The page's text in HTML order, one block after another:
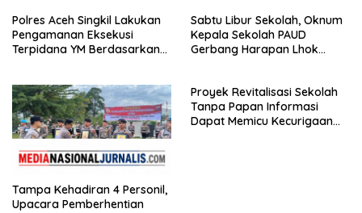
Watansoppeng
Polres Aceh Singkil Lakukan
Pengamanan Eksekusi
Terpidana YM Berdasarkan
Sabtu Libur Sekolah, Oknum
Kepala Sekolah PAUD
Gerbang Harapan Lhok
Terhadap Wartawan Diminta
APH Lidik Anggaran
Tampa Kehadiran 4 Personil,
Upacara Pemberhentian
Proyek Revitalisasi Sekolah
Tanpa Papan Informasi
Dapat Memicu Kecurigaan